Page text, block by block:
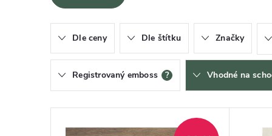
Dle ceny Dle štítku Značky
Registrovaný emboss ? Vhodné na
Výpis produktů